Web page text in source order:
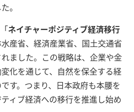
。
ネイチャーポジティブ経済移行
産省、経済産業省、国土交通省
ました。この戦略は、企業や金
化を通じて、自然を保全する経
す。つまり、日本政府も本腰を
ィブ経済への移行を推進し始め